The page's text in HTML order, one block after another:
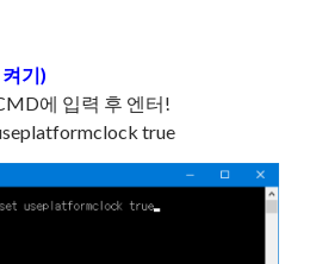
기)
에 입력 후 엔터!
true